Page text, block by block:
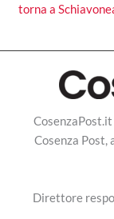
torna a
Cosenza
Direttore